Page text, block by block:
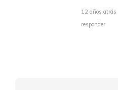
12 años atrás
responder